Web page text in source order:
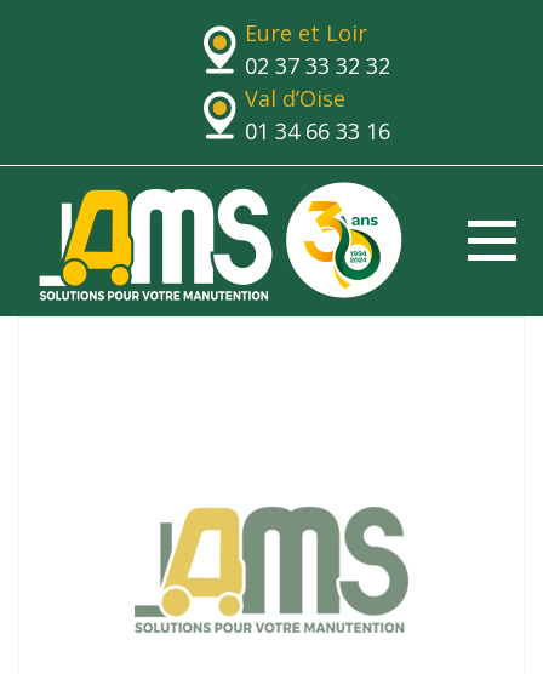
Eure et Loir
02 37 33 32 32
Val d’Oise
01 34 66 33 16